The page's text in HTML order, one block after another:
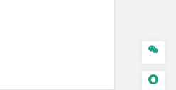

